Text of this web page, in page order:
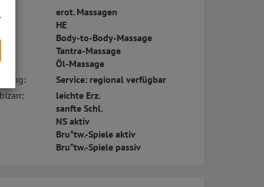
erot. Massagen
HE
Body-to-Body-Massage
Tantra-Massage
Öl-Massage
Service: regional verfügbar
leichte Erz.
sanfte Schl.
NS aktiv
Bru*tw.-Spiele aktiv
Bru*tw.-Spiele passiv